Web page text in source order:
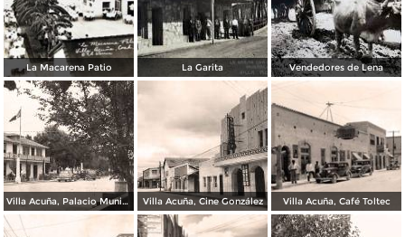
La Macarena Patio La Garita Vendedores de Lena
Villa Acuña, Palacio Municipal Villa Acuña, Cine González Villa Acuña, Café Toltec